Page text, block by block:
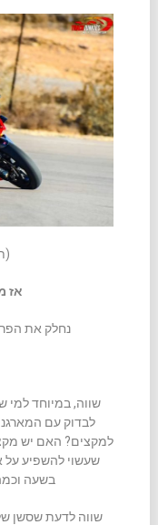
אז
נחלק את
שווה, במיוחד למי
לבדוק עם
למקצים? האם יש
שעשוי להשפיע על
בשעה